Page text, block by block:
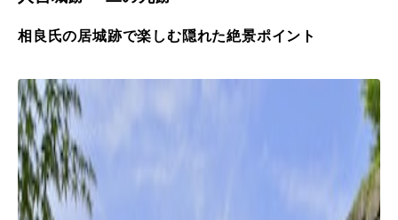
相良氏の居城跡で楽しむ隠れた絶景ポイント